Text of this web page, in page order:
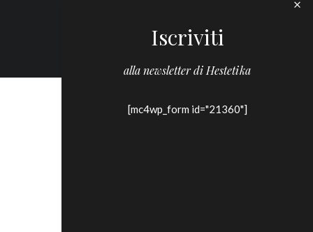
Iscriviti
alla newsletter di Hestetika
[mc4wp_form id="21360"]